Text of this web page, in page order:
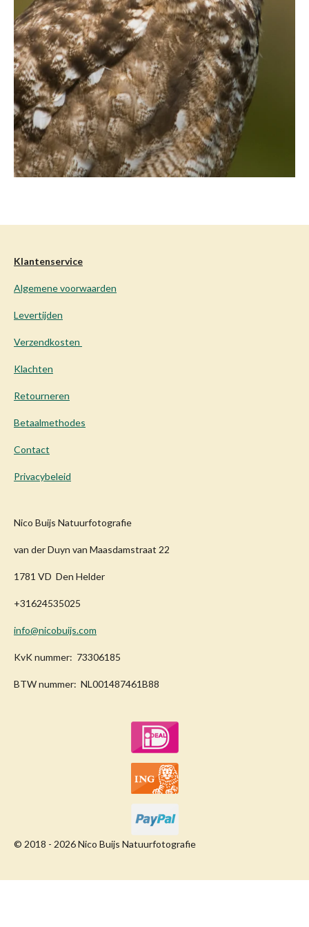
Klantenservice
Algemene voorwaarden
Levertijden
Verzendkosten
Klachten
Retourneren
Betaalmethodes
Contact
Privacybeleid
Nico Buijs Natuurfotografie
van der Duyn van Maasdamstraat 22
1781 VD Den Helder
+31624535025
info@nicobuijs.com
KvK nummer: 73306185
BTW nummer: NL001487461B88
© 2018 - 2026 Nico Buijs Natuurfotografie